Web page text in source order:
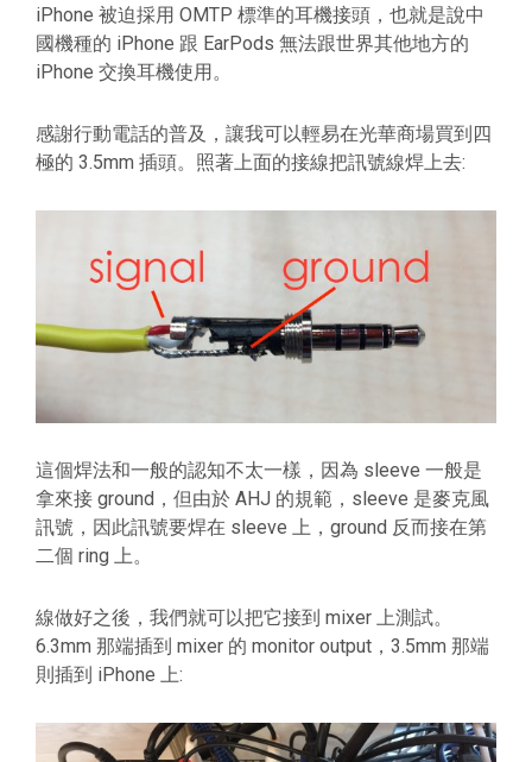
iPhone 被迫採用 OMTP 標準的耳機接頭，也就是說中
國機種的 iPhone 跟 EarPods 無法跟世界其他地方的
iPhone 交換耳機使用。
感謝行動電話的普及，讓我可以輕易在光華商場買到四
極的 3.5mm 插頭。照著上面的接線把訊號線焊上去:
這個焊法和一般的認知不太一樣，因為 sleeve 一般是
拿來接 ground，但由於 AHJ 的規範，sleeve 是麥克風
訊號，因此訊號要焊在 sleeve 上，ground 反而接在第
二個 ring 上。
線做好之後，我們就可以把它接到 mixer 上測試。
6.3mm 那端插到 mixer 的 monitor output，3.5mm 那端
則插到 iPhone 上: